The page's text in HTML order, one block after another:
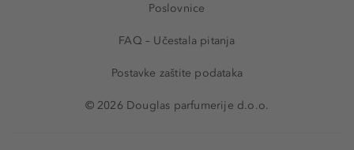
Poslovnice
FAQ – Učestala pitanja
Postavke zaštite podataka
© 2026 Douglas parfumerije d.o.o.